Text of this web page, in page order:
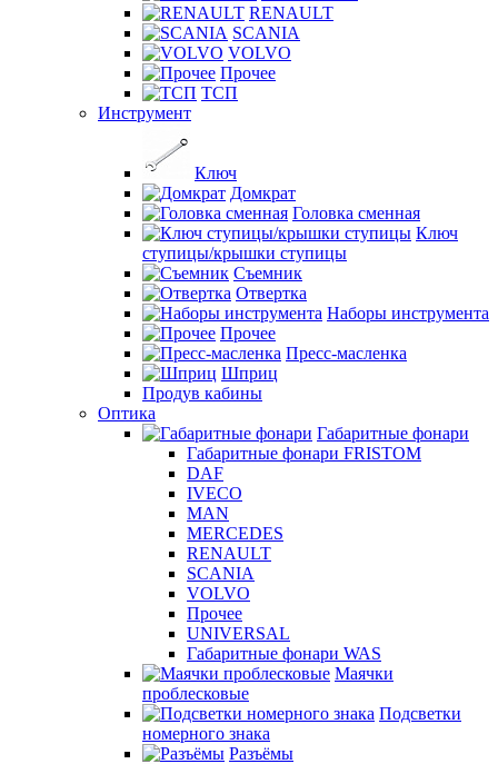
RENAULT
SCANIA
VOLVO
Прочее
ТСП
Инструмент
Ключ
Домкрат
Головка сменная
Ключ
ступицы/крышки ступицы
Съемник
Отвертка
Наборы инструмента
Прочее
Пресс-масленка
Шприц
Продув кабины
Оптика
Габаритные фонари
Габаритные фонари FRISTOM
DAF
IVECO
MAN
MERCEDES
RENAULT
SCANIA
VOLVO
Прочее
UNIVERSAL
Габаритные фонари WAS
Маячки
проблесковые
Подсветки
номерного знака
Разъёмы